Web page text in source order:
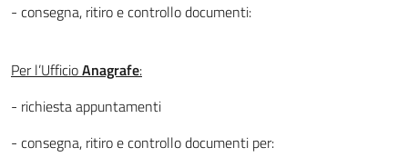
- consegna, ritiro e controllo documenti:
Per l’UfficioAnagrafe:
- richiesta appuntamenti
- consegna, ritiro e controllo documenti per: